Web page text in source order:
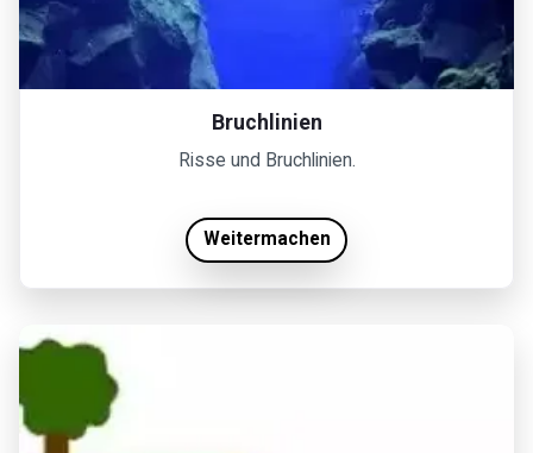
Bruchlinien
Risse und Bruchlinien.
Weitermachen